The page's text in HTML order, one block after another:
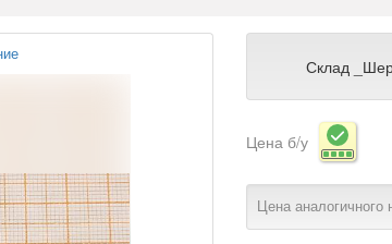
Склад
Цена б/у
Цена аналогичного